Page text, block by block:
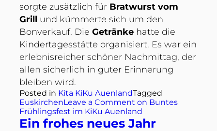
sorgte zusätzlich für Bratwurst vom
Grill und kümmerte sich um den
Bonverkauf. Die Getränke hatte die
Kindertagesstätte organisiert. Es war ein
erlebnisreicher schöner Nachmittag, der
allen sicherlich in guter Erinnerung
bleiben wird.
Posted in Kita KiKu AuenlandTagged
EuskirchenLeave a Comment on Buntes
Frühlingsfest im KiKu Auenland
Ein frohes neues Jahr